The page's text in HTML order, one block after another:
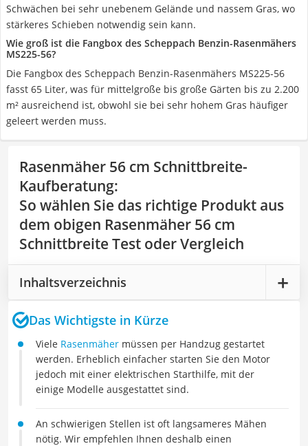
Schwächen bei sehr unebenem Gelände und nassem Gras, wo
stärkeres Schieben notwendig sein kann.
Wie groß ist die Fangbox des Scheppach Benzin-Rasenmähers
MS225-56?
Die Fangbox des Scheppach Benzin-Rasenmähers MS225-56
fasst 65 Liter, was für mittelgroße bis große Gärten bis zu 2.200
m² ausreichend ist, obwohl sie bei sehr hohem Gras häufiger
geleert werden muss.
Rasenmäher 56 cm Schnittbreite-
Kaufberatung:
So wählen Sie das richtige Produkt aus
dem obigen Rasenmäher 56 cm
Schnittbreite Test oder Vergleich
Inhaltsverzeichnis
Das Wichtigste in Kürze
Viele Rasenmäher müssen per Handzug gestartet
werden. Erheblich einfacher starten Sie den Motor
jedoch mit einer elektrischen Starthilfe, mit der
einige Modelle ausgestattet sind.
An schwierigen Stellen ist oft langsameres Mähen
nötig. Wir empfehlen Ihnen deshalb einen